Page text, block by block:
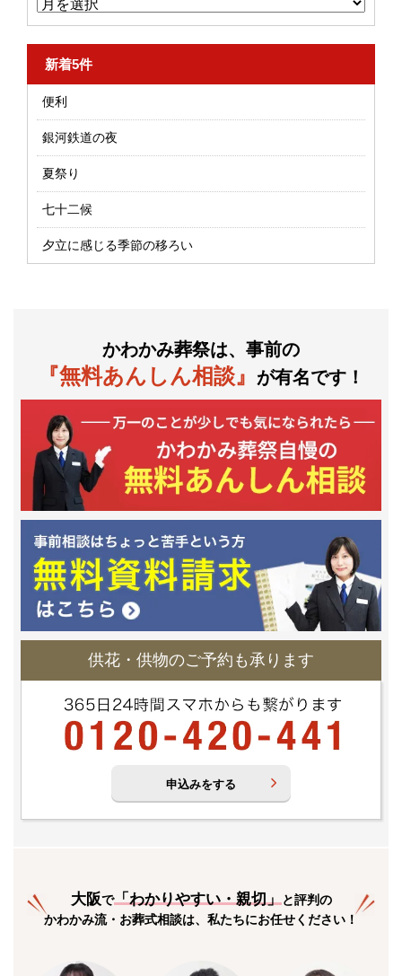
新着5件
便利
銀河鉄道の夜
夏祭り
七十二候
夕立に感じる季節の移ろい
かわかみ葬祭は、事前の
『無料あんしん相談』 が有名です！
供花・供物のご予約も承ります
申込みをする
大阪で「わかりやすい・親切」と評判の
かわかみ流・お葬式相談は、私たちにお任せください！